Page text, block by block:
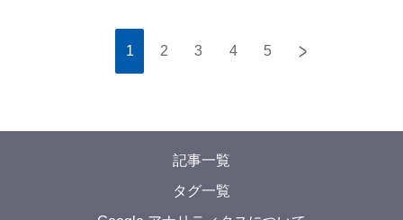
1 2 3 4 5 >
記事一覧
タグ一覧